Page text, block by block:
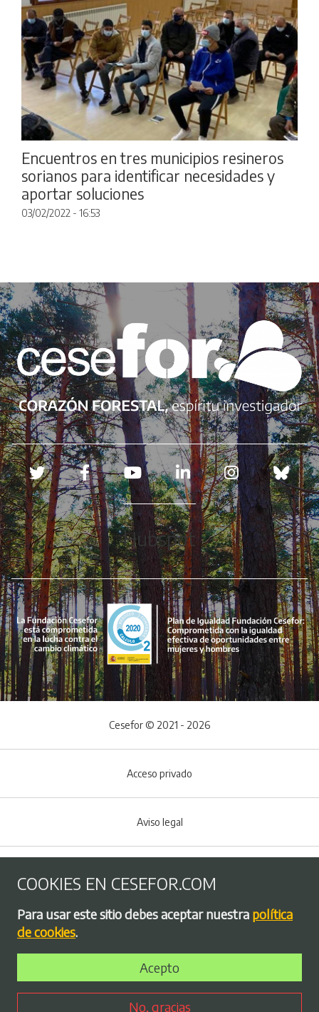
Encuentros en tres municipios resineros
sorianos para identificar necesidades y
aportar soluciones
03/02/2022 - 16:53
Redes sociales
Hubspot
Menú del pie
Cesefor © 2021 - 2026
Acceso privado
Aviso legal
Política de privacidad
Bolsa de empleo
COOKIES EN CESEFOR.COM
Para usar este sitio debes aceptar nuestra política
de cookies.
Acepto
No, gracias